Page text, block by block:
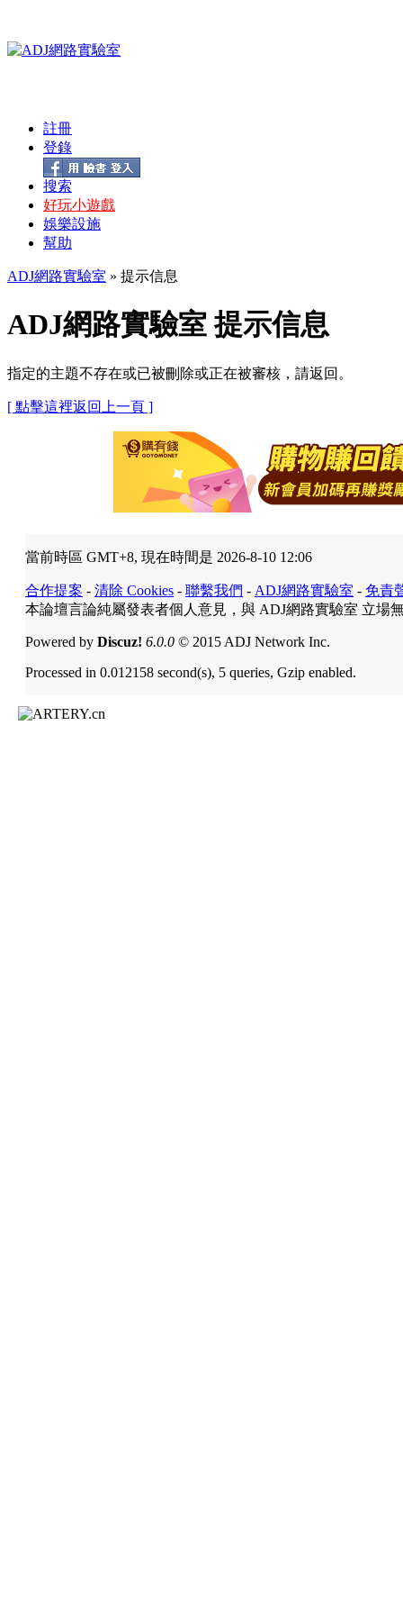
註冊
登錄
搜索
好玩小遊戲
娛樂設施
幫助
ADJ網路實驗室 » 提示信息
ADJ網路實驗室 提示信息
指定的主題不存在或已被刪除或正在被審核，請返回。
[ 點擊這裡返回上一頁 ]
當前時區 GMT+8, 現在時間是 2026-8-10 12:06
合作提案 - 清除 Cookies - 聯繫我們 - ADJ網路實驗室 - 免責
本論壇言論純屬發表者個人意見，與 ADJ網路實驗室 立場
Powered by Discuz! 6.0.0 © 2015 ADJ Network Inc.
Processed in 0.012158 second(s), 5 queries, Gzip enabled.